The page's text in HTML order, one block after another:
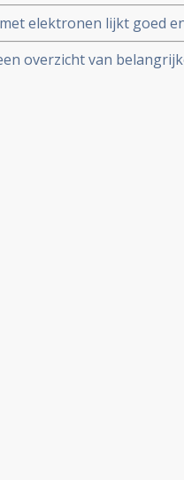
elektronen lijkt goed
ter voorkoming
overzicht van